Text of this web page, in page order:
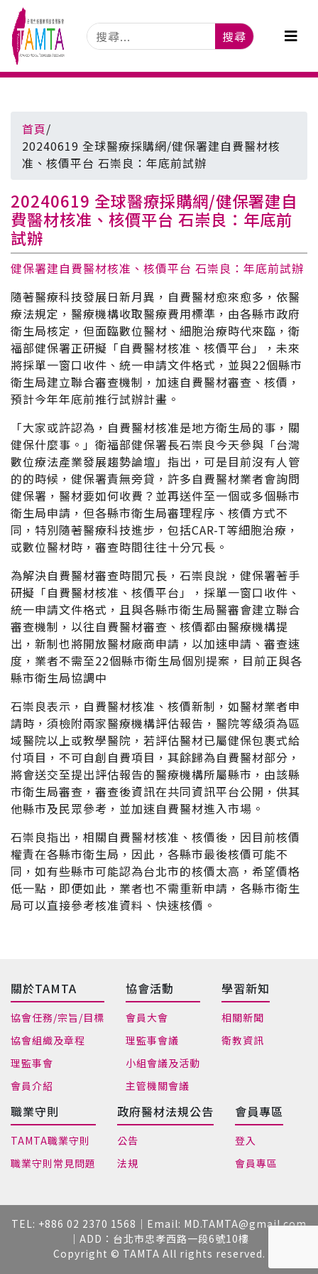
搜尋
首頁/
20240619 全球醫療採購網/健保署建自費醫材核
准、核價平台 石崇良：年底前試辦
20240619 全球醫療採購網/健保署建自
費醫材核准、核價平台 石崇良：年底前
試辦
健保署建自費醫材核准、核價平台 石崇良：年底前試辦
隨著醫療科技發展日新月異，自費醫材愈來愈多，依醫
療法規定，醫療機構收取醫療費用標準，由各縣市政府
衛生局核定，但面臨數位醫材、細胞治療時代來臨，衛
福部健保署正研擬「自費醫材核准、核價平台」，未來
將採單一窗口收件、統一申請文件格式，並與22個縣市
衛生局建立聯合審查機制，加速自費醫材審查、核價，
預計今年年底前推行試辦計畫。
「大家或許認為，自費醫材核准是地方衛生局的事，關
健保什麼事。」衛福部健保署長石崇良今天參與「台灣
數位療法產業發展趨勢論壇」指出，可是目前沒有人管
的的時候，健保署責無旁貸，許多自費醫材業者會詢問
健保署，醫材要如何收費？並再送件至一個或多個縣市
衛生局申請，但各縣市衛生局審理程序、核價方式不
同，特別隨著醫療科技進步，包括CAR-T等細胞治療，
或數位醫材時，審查時間往往十分冗長。
為解決自費醫材審查時間冗長，石崇良說，健保署著手
研擬「自費醫材核准、核價平台」，採單一窗口收件、
統一申請文件格式，且與各縣市衛生局醫審會建立聯合
審查機制，以往自費醫材審查、核價都由醫療機構提
出，新制也將開放醫材廠商申請，以加速申請、審查速
度，業者不需至22個縣市衛生局個別提案，目前正與各
縣市衛生局協調中
石崇良表示，自費醫材核准、核價新制，如醫材業者申
請時，須檢附兩家醫療機構評估報告，醫院等級須為區
域醫院以上或教學醫院，若評估醫材已屬健保包裹式給
付項目，不可自創自費項目，其餘歸為自費醫材部分，
將會送交至提出評估報告的醫療機構所屬縣市，由該縣
市衛生局審查，審查後資訊在共同資訊平台公開，供其
他縣市及民眾參考，並加速自費醫材進入市場。
石崇良指出，相關自費醫材核准、核價後，因目前核價
權責在各縣市衛生局，因此，各縣市最後核價可能不
同，如有些縣市可能認為台北市的核價太高，希望價格
低一點，即便如此，業者也不需重新申請，各縣市衛生
局可以直接參考核准資料、快速核價。
關於TAMTA
協會任務/宗旨/目標
協會組織及章程
理監事會
會員介紹
協會活動
會員大會
理監事會議
小組會議及活動
主管機關會議
學習新知
相關新聞
衛教資訊
職業守則
TAMTA職業守則
職業守則常見問題
政府醫材法規公告
公告
法規
會員專區
登入
會員專區
TEL: +886 02 2370 1568 ｜Email: MD.TAMTA@gmail.com
｜ADD：台北市忠孝西路一段6號10樓
Copyright © TAMTA All rights reserved.